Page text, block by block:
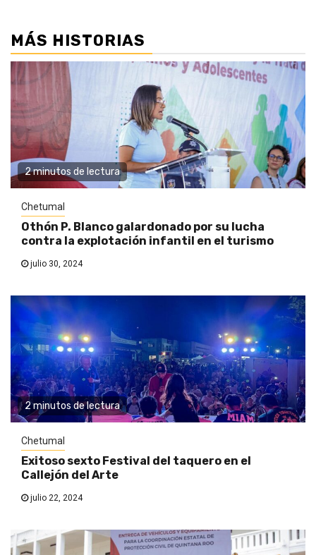
MÁS HISTORIAS
2 minutos de lectura
Chetumal
Othón P. Blanco galardonado por su lucha
contra la explotación infantil en el turismo
julio 30, 2024
2 minutos de lectura
Chetumal
Exitoso sexto Festival del taquero en el
Callejón del Arte
julio 22, 2024